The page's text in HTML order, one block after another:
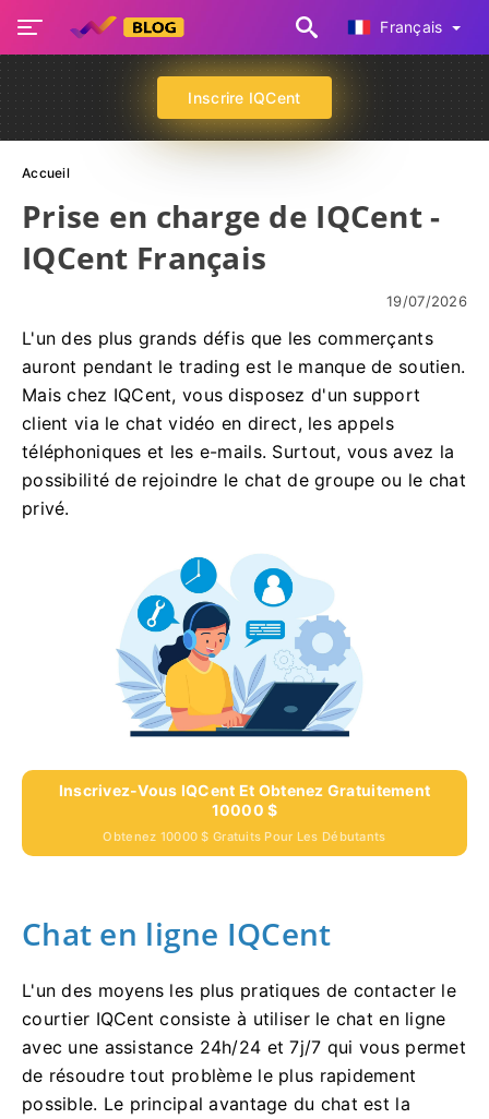
Français
Inscrire IQCent
Accueil
Prise en charge de IQCent -
IQCent Français
19/07/2026
L'un des plus grands défis que les commerçants
auront pendant le trading est le manque de soutien.
Mais chez IQCent, vous disposez d'un support
client via le chat vidéo en direct, les appels
téléphoniques et les e-mails. Surtout, vous avez la
possibilité de rejoindre le chat de groupe ou le chat
privé.
Inscrivez-Vous IQCent Et Obtenez Gratuitement
10000 $
Obtenez 10000 $ Gratuits Pour Les Débutants
Chat en ligne IQCent
L'un des moyens les plus pratiques de contacter le
courtier IQCent consiste à utiliser le chat en ligne
avec une assistance 24h/24 et 7j/7 qui vous permet
de résoudre tout problème le plus rapidement
possible. Le principal avantage du chat est la